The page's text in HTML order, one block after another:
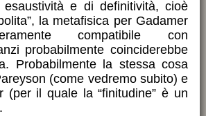
esaustività e di definitività, cioè
la metafisica per Gadamer
compatibile con
probabilmente coinciderebbe
Probabilmente la stessa cosa
(come vedremo subito) e
(per il quale la “finitudine” è un